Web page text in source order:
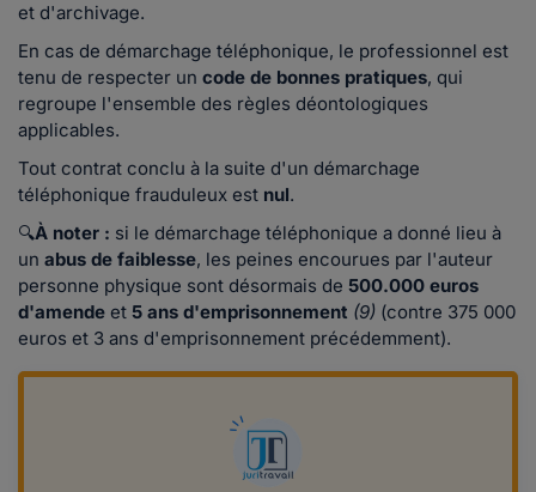
et d'archivage.
En cas de démarchage téléphonique, le professionnel est
tenu de respecter un code de bonnes pratiques, qui
regroupe l'ensemble des règles déontologiques
applicables.
Tout contrat conclu à la suite d'un démarchage
téléphonique frauduleux est nul.
🔍À noter : si le démarchage téléphonique a donné lieu à
un abus de faiblesse, les peines encourues par l'auteur
personne physique sont désormais de 500.000 euros
d'amende et 5 ans d'emprisonnement (9) (contre 375 000
euros et 3 ans d'emprisonnement précédemment).